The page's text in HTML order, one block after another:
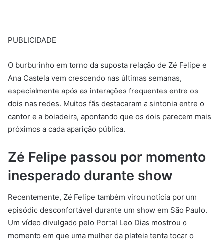
PUBLICIDADE
O burburinho em torno da suposta relação de Zé Felipe e
Ana Castela vem crescendo nas últimas semanas,
especialmente após as interações frequentes entre os
dois nas redes. Muitos fãs destacaram a sintonia entre o
cantor e a boiadeira, apontando que os dois parecem mais
próximos a cada aparição pública.
Zé Felipe passou por momento
inesperado durante show
Recentemente, Zé Felipe também virou notícia por um
episódio desconfortável durante um show em São Paulo.
Um vídeo divulgado pelo Portal Leo Dias mostrou o
momento em que uma mulher da plateia tenta tocar o